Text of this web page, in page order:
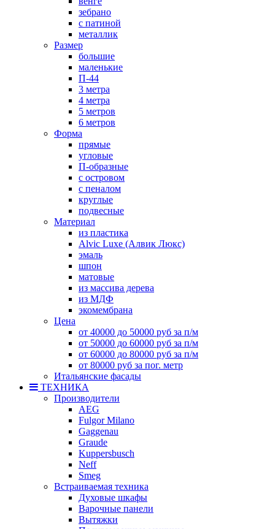
зебрано
с патиной
металлик
Размер
большие
маленькие
П-44
3 метра
4 метра
5 метров
6 метров
Форма
прямые
угловые
П-образные
с островом
с пеналом
круглые
подвесные
Материал
из пластика
Alvic Luxe (Алвик Люкс)
эмаль
шпон
матовые
из массива дерева
из МДФ
экомембрана
Цена
от 40000 до 50000 руб за п/м
от 50000 до 60000 руб за п/м
от 60000 до 80000 руб за п/м
от 80000 руб за пог. метр
Итальянские фасады
ТЕХНИКА
Производители
AEG
Fulgor Milano
Gaggenau
Graude
Kuppersbusch
Neff
Smeg
Встраиваемая техника
Духовые шкафы
Варочные панели
Вытяжки